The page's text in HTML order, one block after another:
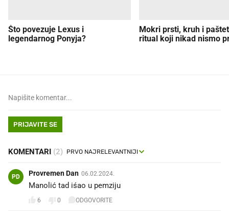
Što povezuje Lexus i
legendarnog Ponyja?
Mokri prsti, kruh i
ritual koji nikad nismo
PRIJAVITE SE
KOMENTARI (2)
PD Provremen Dan 06.02.2024.
Manolić tad iśao u pemziju
6 0 ODGOVORITE